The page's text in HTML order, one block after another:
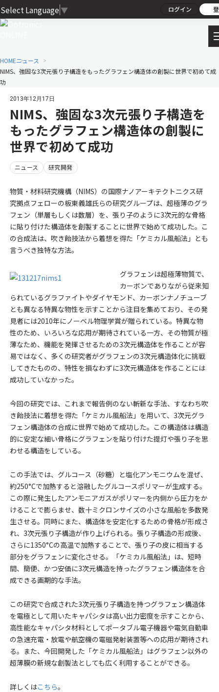
Select Language ▼ ログイン
HOMEニュース
NIMS、強固な3次元張り子構造をもったグラフェン構造体の創製に世界で初めて成
功
2013年12月17日
NIMS、強固な3次元張り子構造を
もったグラフェン構造体の創製に
世界で初めて成功
ニュース 研究開発
物質・材料研究機構（NIMS）の国際ナノアーキテクトニクス研
究拠点フェローの板東義雄氏らの研究グループは、超極薄のグラ
フェン（単層もしくは数層）を、張り子のように3次元的な骨格
に貼り付けた構造体を創製することに世界で始めて成功した。こ
の合成法は、吹き飴技法から着想を得た「ケミカル風船法」とも
言うべき独特な方法。
グラフェンは超極薄物質で、
カーボンでありながら従来知
られているグラファイトやダイヤモンド、カーボンナノチューブ
とも異なる特異な物性を示すことから注目を集めており、その発
見者には2010年にノーベル物理学賞が贈られている。特異な物
性のため、いろいろな応用が期待されている一方、その物質が極
薄なため、機能を発揮させるための3次元構造体を作ることが容
易ではなく、多くの研究者がグラフェンの3次元構造体化に挑戦
してきたものの、特性を損なわずに3次元構造体を作ることには
成功していなかった。
今回の研究では、これまで報告例のない斬新な手法、すなわち吹
き飴技法に着想を得た「ケミカル風船法」を用いて、3次元グラ
フェン構造体の合成に世界で始めて成功した。この構造体は構造
的に安定な細い骨格にグラフェンを貼り付けた提灯や張り子を思
わせる構造をしている。
この手法では、グルコース（砂糖）と塩化アンモニウムを混ぜ、
約250°Cで加熱すると溶融したグルコースポリマーが生成する。
この際に発生したアンモニアガスがポリマーを内側から圧力をか
けることで膨らませ、数十ミクロンサイズの小さな風船を多数発
生させる。同時にまた、構造体を安定化するための骨格が形成さ
れ、3次元張り子構造が作り上げられる。張り子構造の形成後、
さらに1350°Cの高温で加熱することで、張り子の皮に相当する
部分をグラフェンに変化させる。「ケミカル風船法」は、短時
間、簡便、かつ安価に3次元構造を持ったグラフェン構造体を合
成できる画期的な手法。
この研究で合成された3次元張り子構造を持つグラフェン構造体
を電極として用いたキャパシタは高い出力密度を示すことから、
高性能なキャパシタ材料としてポータブル電子機器や電気自動車
の急速充電・放電や航空機の電磁発射装置等への応用が期待され
る。また、今回開発した「ケミカル風船法」はグラフェン以外の
超薄膜の新規な創製法としても広く利用することができる。
詳しくはこちら。